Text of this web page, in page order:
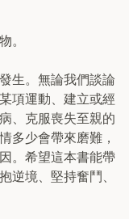
。
生。無論我們談論
項運動、建立或經
、克服喪失至親的
多少會帶來磨難，
。希望這本書能帶
逆境、堅持奮鬥、